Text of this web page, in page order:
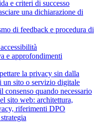
e criteri di successo
una dichiarazione di
di feedback e procedura di
e approfondimenti
la privacy sin dalla
un sito o servizio digitale
consenso quando necessario
sito web: architettura,
riferimenti DPO